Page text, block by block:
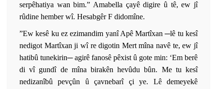
serpêhatiya wan bim.” Amabella çayê digire û tê, ew jî
rûdine hember wî. Hesabgêr F didomîne.
”Ew kesê ku ez ezimandim yanî Apê Martîxan ─lê tu kesî
nedigot Martîxan ji wî re digotin Mert mîna navê te, ew jî
hatibû tunekirin─ agirê fanosê pêxist û gote min: ‘Em berê
di vî gundî de mîna birakên hevûdu bûn. Me tu kesî
nedizanîbû pevçûn û çavnebarî çi ye. Lê demeyekê